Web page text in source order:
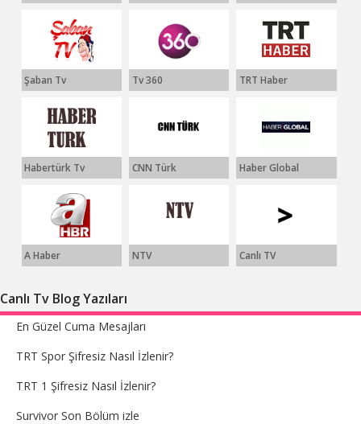
Şaban Tv Tv 360 TRT Haber
Habertürk Tv CNN Türk Haber Global
A Haber NTV Canlı TV
Canlı Tv Blog Yazıları
En Güzel Cuma Mesajları
TRT Spor Şifresiz Nasıl İzlenir?
TRT 1 Şifresiz Nasıl İzlenir?
Survivor Son Bölüm izle